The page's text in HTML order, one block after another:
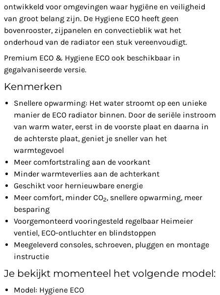
ontwikkeld voor omgevingen waar hygiëne en veiligheid
van groot belang zijn. De Hygiene ECO heeft geen
bovenrooster, zijpanelen en convectieblik wat het
onderhoud van de radiator een stuk vereenvoudigt.
Premium ECO & Hygiene ECO ook beschikbaar in
gegalvaniseerde versie.
Kenmerken
Snellere opwarming: Het water stroomt op een unieke
manier de ECO radiator binnen. Door de seriële instroom
van warm water, eerst in de voorste plaat en daarna in
de achterste plaat, geniet je sneller van het
warmtegevoel
Meer comfortstraling aan de voorkant
Minder warmteverlies aan de achterkant
Geschikt voor hernieuwbare energie
Meer comfort, minder CO2, snellere opwarming, meer
besparing
Voorgemonteerd vooringesteld regelbaar Heimeier
ventiel, ECO-ontluchter en blindstoppen
Meegeleverd consoles, schroeven, pluggen en montage
instructie
Je bekijkt momenteel het volgende model:
Model: Hygiene ECO